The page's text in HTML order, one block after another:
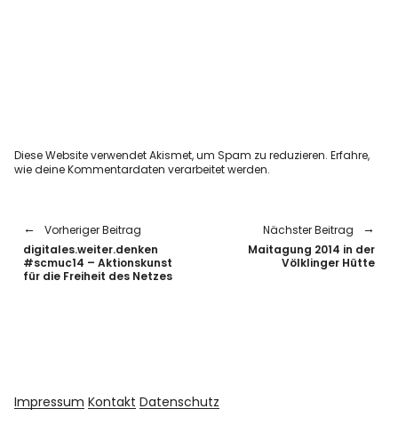
Diese Website verwendet Akismet, um Spam zu reduzieren.Erfahre,
wie deine Kommentardaten verarbeitet werden.
Vorheriger Beitrag
digitales.weiter.denken
#scmuc14 – Aktionskunst
für die Freiheit des Netzes
Nächster Beitrag
Maitagung 2014 in der
Völklinger Hütte
Impressum Kontakt Datenschutz